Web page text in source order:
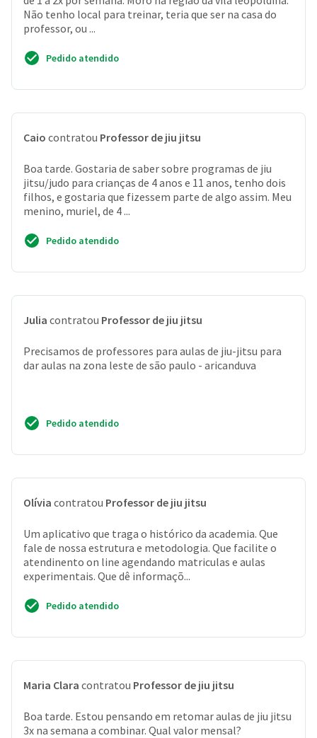
Não tenho local para treinar, teria que ser na casa do
professor, ou ...
Pedido atendido
Caio contratou Professor de jiu jitsu
Boa tarde. Gostaria de saber sobre programas de jiu
jitsu/judo para crianças de 4 anos e 11 anos, tenho dois
filhos, e gostaria que fizessem parte de algo assim. Meu
menino, muriel, de 4 ...
Pedido atendido
Julia contratou Professor de jiu jitsu
Precisamos de professores para aulas de jiu-jitsu para
dar aulas na zona leste de são paulo - aricanduva
Pedido atendido
Olívia contratou Professor de jiu jitsu
Um aplicativo que traga o histórico da academia. Que
fale de nossa estrutura e metodologia. Que facilite o
atendinento on line agendando matriculas e aulas
experimentais. Que dê informaçõ...
Pedido atendido
Maria Clara contratou Professor de jiu jitsu
Boa tarde. Estou pensando em retomar aulas de jiu jitsu
3x na semana a combinar. Qual valor mensal?